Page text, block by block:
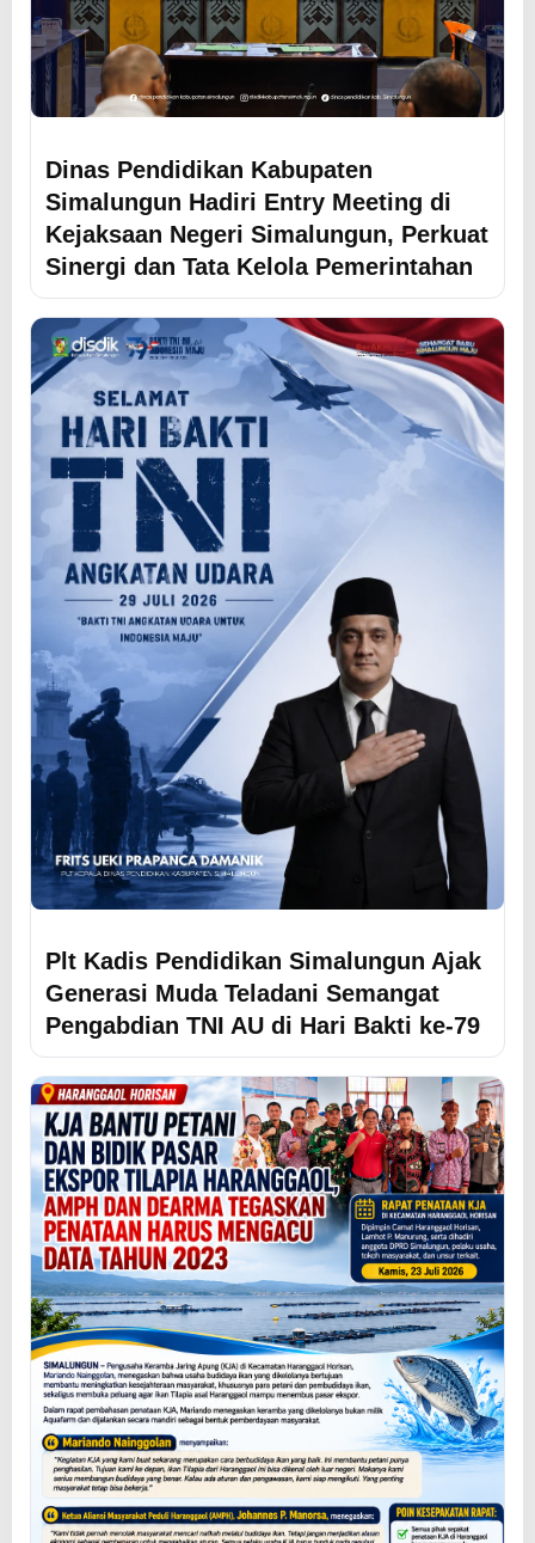
Dinas Pendidikan Kabupaten
Simalungun Hadiri Entry Meeting di
Kejaksaan Negeri Simalungun, Perkuat
Sinergi dan Tata Kelola Pemerintahan
Plt Kadis Pendidikan Simalungun Ajak
Generasi Muda Teladani Semangat
Pengabdian TNI AU di Hari Bakti ke-79